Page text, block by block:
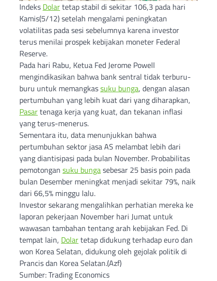
Indeks Dolartetap stabil di sekitar 106,3 pada hari
Kamis(5/12) setelah mengalami peningkatan
volatilitas pada sesi sebelumnya karena investor
terus menilai prospek kebijakan moneter Federal
Reserve.
Pada hari Rabu, Ketua Fed Jerome Powell
mengindikasikan bahwa bank sentral tidak terburu-
buru untuk memangkassuku bunga, dengan alasan
pertumbuhan yang lebih kuat dari yang diharapkan,
Pasartenaga kerja yang kuat, dan tekanan inflasi
yang terus-menerus.
Sementara itu, data menunjukkan bahwa
pertumbuhan sektor jasa AS melambat lebih dari
yang diantisipasi pada bulan November. Probabilitas
pemotongan suku bungasebesar 25 basis poin pada
bulan Desember meningkat menjadi sekitar 79%, naik
dari 66,5% minggu lalu.
Investor sekarang mengalihkan perhatian mereka ke
laporan pekerjaan November hari Jumat untuk
wawasan tambahan tentang arah kebijakan Fed. Di
tempat lain, Dolartetap didukung terhadap euro dan
won Korea Selatan, didukung oleh gejolak politik di
Prancis dan Korea Selatan.(Azf)
Sumber: Trading Economics